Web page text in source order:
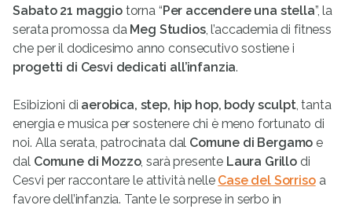
Sabato 21 maggiotorna “Per accendere una stella”, la
serata promossa da Meg Studios, l’accademia di fitness
che per il dodicesimo anno consecutivo sostiene i
progetti di Cesvi dedicati all’infanzia.
Esibizioni di aerobica, step, hip hop, body sculpt, tanta
energia e musica per sostenere chi è meno fortunato di
noi. Alla serata, patrocinata dal Comune di Bergamo e
dal Comune di Mozzo, sarà presente Laura Grillo di
Cesvi per raccontare le attività nelle Case del Sorrisoa
favore dell’infanzia. Tante le sorprese in serbo in